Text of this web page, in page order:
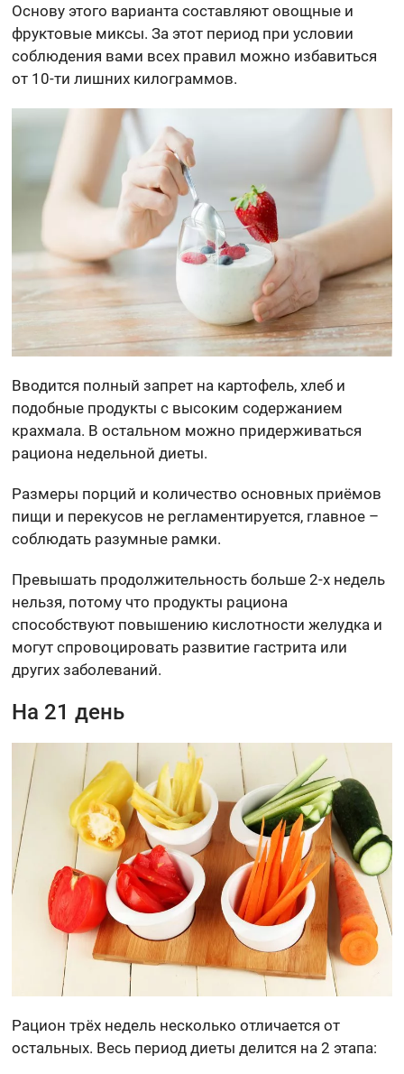
Основу этого варианта составляют овощные и
фруктовые миксы. За этот период при условии
соблюдения вами всех правил можно избавиться
от 10-ти лишних килограммов.
Вводится полный запрет на картофель, хлеб и
подобные продукты с высоким содержанием
крахмала. В остальном можно придерживаться
рациона недельной диеты.
Размеры порций и количество основных приёмов
пищи и перекусов не регламентируется, главное –
соблюдать разумные рамки.
Превышать продолжительность больше 2-х недель
нельзя, потому что продукты рациона
способствуют повышению кислотности желудка и
могут спровоцировать развитие гастрита или
других заболеваний.
На 21 день
Рацион трёх недель несколько отличается от
остальных. Весь период диеты делится на 2 этапа: